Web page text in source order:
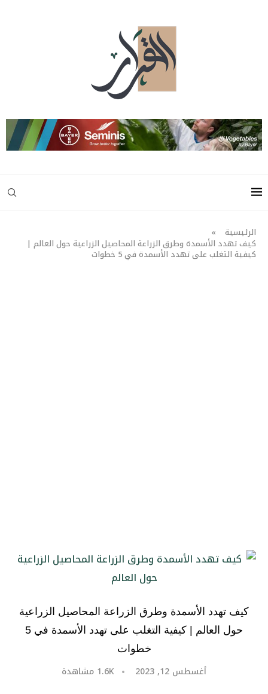
الرئيسية »
كيف تهدد الأسمدة وطرق الزراعة المحاصيل الزراعية حول العالم |
كيفية التغلب على تهدد الأسمدة في 5 خطوات
كيف تهدد الأسمدة وطرق الزراعة المحاصيل الزراعية
حول العالم | كيفية التغلب على تهدد الأسمدة في 5
خطوات
أغسطس 12, 2023 1.6K مشاهدة